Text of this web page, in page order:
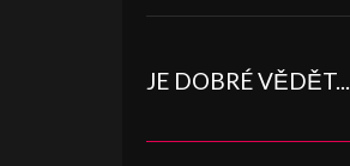
JE DOBRÉ VĚDĚT...